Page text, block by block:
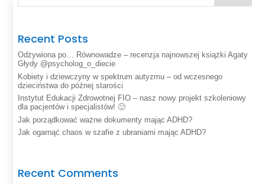
Recent Posts
Odżywiona po… Równowadze – recenzja najnowszej książki Agaty
Głydy @psycholog_o_diecie
Kobiety i dziewczyny w spektrum autyzmu – od wczesnego
dzieciństwa do późnej starości
Instytut Edukacji Zdrowotnej FIO – nasz nowy projekt szkoleniowy
dla pacjentów i specjalistów! 🙂
Jak porządkować ważne dokumenty mając ADHD?
Jak ogarnąć chaos w szafie z ubraniami mając ADHD?
Recent Comments